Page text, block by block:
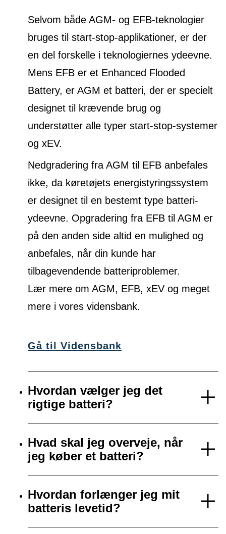
Selvom både AGM- og EFB-teknologier
bruges til start-stop-applikationer, er der
en del forskelle i teknologiernes ydeevne.
Mens EFB er et Enhanced Flooded
Battery, er AGM et batteri, der er specielt
designet til krævende brug og
understøtter alle typer start-stop-systemer
og xEV.
Nedgradering fra AGM til EFB anbefales
ikke, da køretøjets energistyringssystem
er designet til en bestemt type batteri-
ydeevne. Opgradering fra EFB til AGM er
på den anden side altid en mulighed og
anbefales, når din kunde har
tilbagevendende batteriproblemer.
Lær mere om AGM, EFB, xEV og meget
mere i vores vidensbank.
Gå til Vidensbank
Hvordan vælger jeg det
rigtige batteri?
Hvad skal jeg overveje, når
jeg køber et batteri?
Hvordan forlænger jeg mit
batteris levetid?